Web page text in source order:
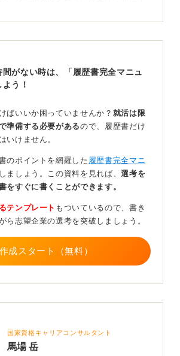
を求めるポジションでは100以上が一
具体的にアピールしよう！
に加えR/L/S/Wの内訳を記載し、面接
自己紹介」、「英語資料の要約」、議
客メールといった「英語での成果物」
る英語」を可視化しておきましょう。
する際は非公式である旨を添え、強み
な要約力・論証力・スピーキング耐
しましょう。
海外案件なら、たとえば輸出入の納期
解、海外拠点との定例運営など、「英
具体で語ると説得力が増します。
がない時は、「履歴書完全マニュ
う！
ばいいか困っていませんか？ 就活は限
準備する必要があるので、履歴書だけ
いけません。
のポイントを網羅した 履歴書完全マニ
ましょう。この資料を見れば、選考を
をすぐに書くことができます。
テンプレート もついているので、書き
ら志望企業の選考を突破しましょう。
作成スタート（無料）
国家資格キャリアコンサルタント
馬場 岳